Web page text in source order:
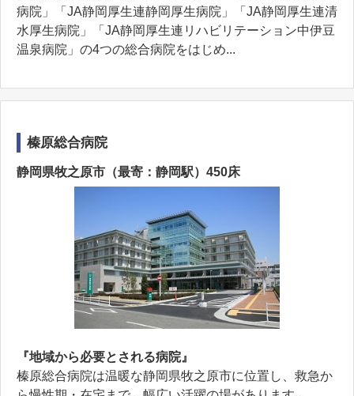
病院」「JA静岡厚生連静岡厚生病院」「JA静岡厚生連清
水厚生病院」「JA静岡厚生連リハビリテーション中伊豆
温泉病院」の4つの総合病院をはじめ...
榛原総合病院
静岡県牧之原市（最寄：静岡駅）450床
『地域から必要とされる病院』
榛原総合病院は温暖な静岡県牧之原市に位置し、救急か